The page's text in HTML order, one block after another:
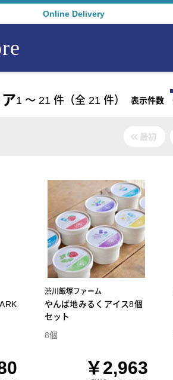
Online Delivery
1 〜 21 件（全 21 件） 表示件数
最初
渋川飯塚ファーム
やんば地みるくアイス8個
セット
8個
￥2,963